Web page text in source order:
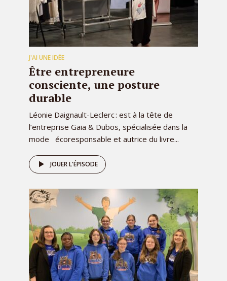
J'AI UNE IDÉE
Être entrepreneure
consciente, une posture
durable
Léonie Daignault-Leclerc : est à la tête de
l’entreprise Gaia & Dubos, spécialisée dans la
mode écoresponsable et autrice du livre...
JOUER L'ÉPISODE